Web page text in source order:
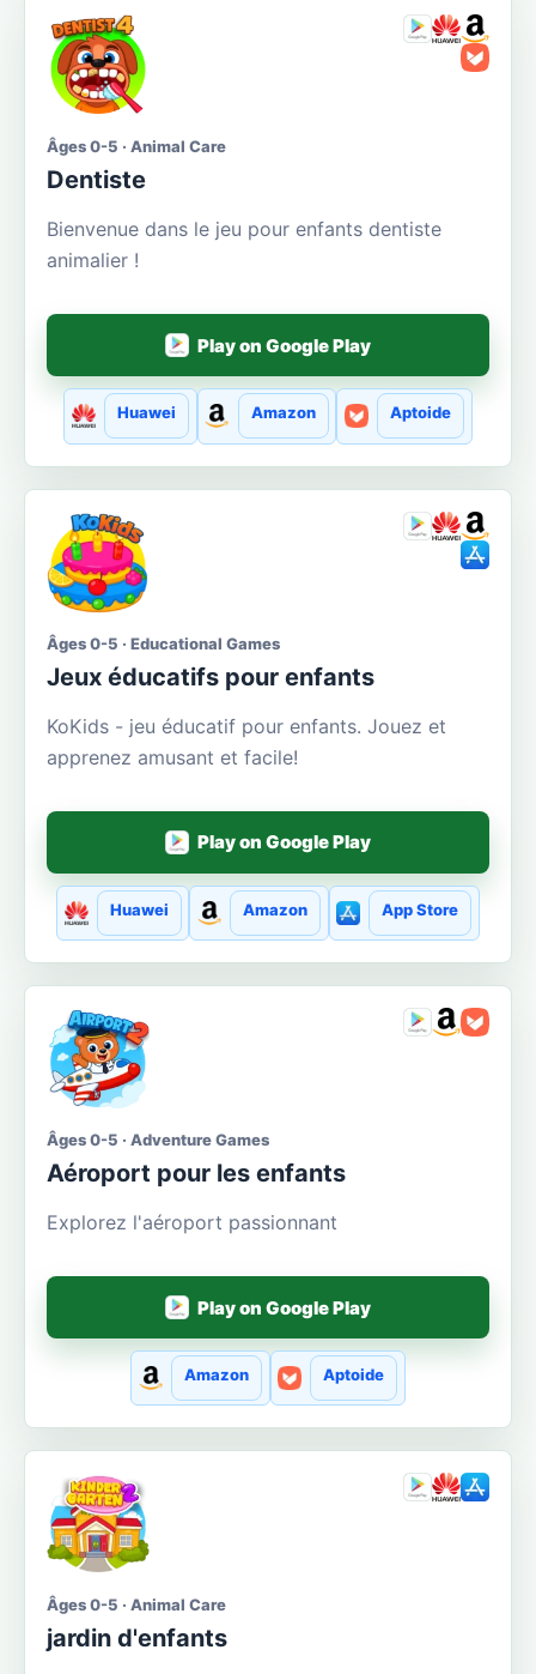
Âges 0-5 · Animal Care
Dentiste
Bienvenue dans le jeu pour enfants dentiste
animalier !
Play on Google Play
Huawei Amazon Aptoide
Âges 0-5 · Educational Games
Jeux éducatifs pour enfants
KoKids - jeu éducatif pour enfants. Jouez et
apprenez amusant et facile!
Play on Google Play
Huawei Amazon App Store
Âges 0-5 · Adventure Games
Aéroport pour les enfants
Explorez l'aéroport passionnant
Play on Google Play
Amazon Aptoide
Âges 0-5 · Animal Care
jardin d'enfants